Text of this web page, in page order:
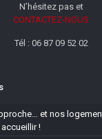
N’hésitez pas et
CONTACTEZ-NOUS
Tél : 06 87 09 52 02
et nos
!